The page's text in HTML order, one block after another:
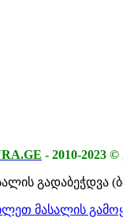
- 2010-2023 ©
გადაბეჭდვა
მასალის